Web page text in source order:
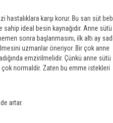
karşı korur. Bu sarı süt
ideal besin kaynağıdır. Anne
sonra başlanmasını, ilk altı ay
uzmanlar öneriyor. Bir çok anne
emzirilmelidir. Çünkü anne sütü
normaldir. Zaten bu emme istekleri
artar.